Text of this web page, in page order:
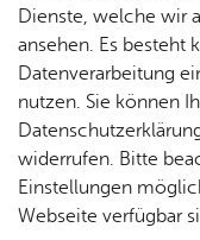
Bür­
ger­
ser­vice
Rat­
häu­ser
& Orts­
ver­
wal­
ten,
Vi­de­os
& Bil­
der
Me­di­
en­in­
for­ma­
tio­nen
Form
bedeutendes
der Chronik
Dienste, welche wir
ansehen. Es besteht
Datenverarbeitung
nutzen. Sie können
widerrufen. Bitte
Einstellungen
Webseite verfügbar